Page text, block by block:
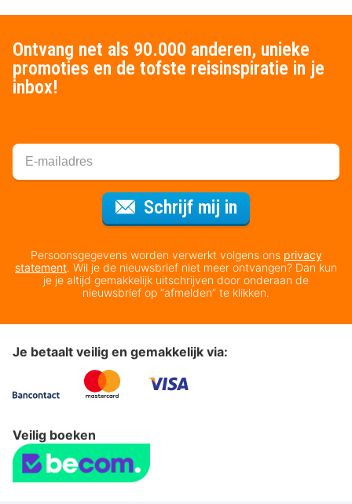
Ontvang net als 90.000 anderen, unieke
promoties en de tofste reisinspiratie in je
inbox!
Schrijf mij in
Persoonsgegevens worden verwerkt volgens ons privacy
statement. Wil je de nieuwsbrief niet meer ontvangen? Dan kun
je je altijd gemakkelijk uitschrijven door onderaan de
nieuwsbrief op “afmelden” te klikken.
Je betaalt veilig en gemakkelijk via:
Veilig boeken